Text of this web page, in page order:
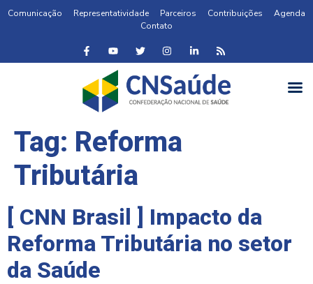
Comunicação Representatividade Parceiros Contribuições
Agenda
Contato
Tag: Reforma
Tributária
[ CNN Brasil ] Impacto da
Reforma Tributária no setor
da Saúde